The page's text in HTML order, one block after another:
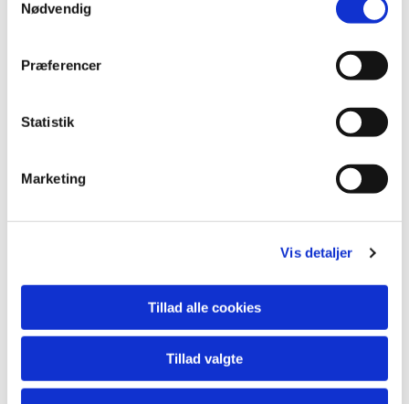
Nødvendig
Præferencer
Statistik
Marketing
Vis detaljer
Tillad alle cookies
Tillad valgte
udviklingspuljen
Provstiudvalget. Midlerne kan søges
menighedsråd sammen. Der kan
fortsætte derefter, forventes det, at
menighedsrådet indarbejder udgiften
i kirkekassens budget.
Overordnet skal ansøgningen